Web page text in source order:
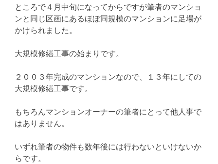
ところで４月中旬になってからですが筆者のマンショ
ンと同じ区画にあるほぼ同規模のマンションに足場が
かけられました。
大規模修繕工事の始まりです。
２００３年完成のマンションなので、１３年にしての
大規模修繕工事です。
もちろんマンションオーナーの筆者にとって他人事で
はありません。
いずれ筆者の物件も数年後には行わないといけないか
らです。